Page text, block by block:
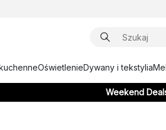
OświetlenieDywany i tekstylia
Weekend